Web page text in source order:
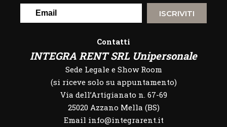
ISCRIVITI
Contatti
INTEGRA RENT SRL Unipersonale
Sede Legale e Show Room
(si riceve solo su appuntamento)
Via dell’Artigianato n. 67-69
25020 Azzano Mella (BS)
Email info@integrarent.it